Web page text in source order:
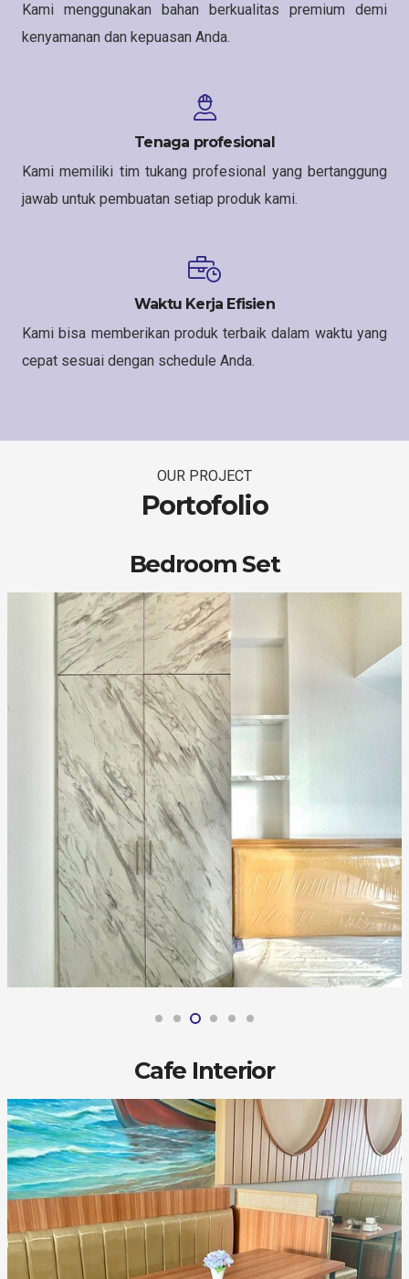
Kami menggunakan bahan berkualitas premium demi
kenyamanan dan kepuasan Anda.
Tenaga profesional
Kami memiliki tim tukang profesional yang bertanggung
jawab untuk pembuatan setiap produk kami.
Waktu Kerja Efisien
Kami bisa memberikan produk terbaik dalam waktu yang
cepat sesuai dengan schedule Anda.
OUR PROJECT
Portofolio
Bedroom Set
Cafe Interior